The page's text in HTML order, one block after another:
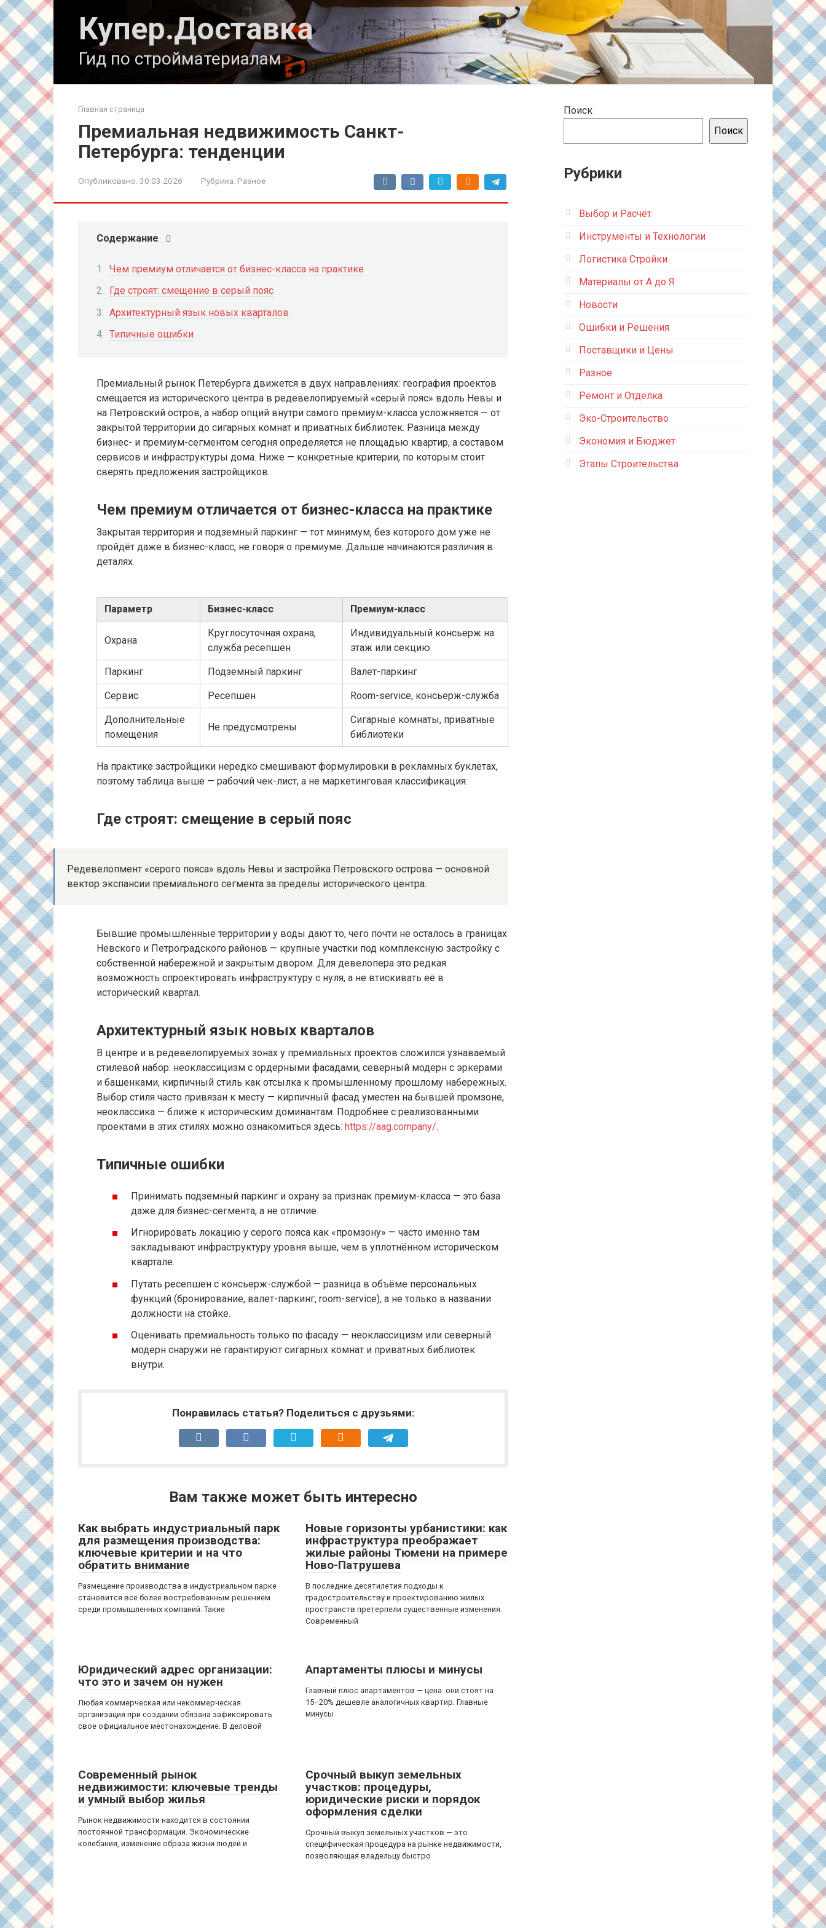
Перейти
к
контенту
Купер.Доставка
Гид по стройматериалам
Главная страница
Премиальная недвижимость Санкт-
Петербурга: тенденции
Опубликовано: 30.03.2026 Рубрика: Разное
Содержание
Чем премиум отличается от бизнес-класса на практике
Где строят: смещение в серый пояс
Архитектурный язык новых кварталов
Типичные ошибки
Премиальный рынок Петербурга движется в двух направлениях: география проектов
смещается из исторического центра в редевелопируемый «серый пояс» вдоль Невы и
на Петровский остров, а набор опций внутри самого премиум-класса усложняется — от
закрытой территории до сигарных комнат и приватных библиотек. Разница между
бизнес- и премиум-сегментом сегодня определяется не площадью квартир, а составом
сервисов и инфраструктуры дома. Ниже — конкретные критерии, по которым стоит
сверять предложения застройщиков.
Чем премиум отличается от бизнес-класса на практике
Закрытая территория и подземный паркинг — тот минимум, без которого дом уже не
пройдёт даже в бизнес-класс, не говоря о премиуме. Дальше начинаются различия в
деталях.
Параметр Бизнес-класс Премиум-класс
Охрана
Круглосуточная охрана,
служба ресепшен
Индивидуальный консьерж на
этаж или секцию
Паркинг Подземный паркинг Валет-паркинг
Сервис Ресепшен Room-service, консьерж-служба
Дополнительные
помещения
Не предусмотрены
Сигарные комнаты, приватные
библиотеки
На практике застройщики нередко смешивают формулировки в рекламных буклетах,
поэтому таблица выше — рабочий чек-лист, а не маркетинговая классификация.
Где строят: смещение в серый пояс
Редевелопмент «серого пояса» вдоль Невы и застройка Петровского острова — основной
вектор экспансии премиального сегмента за пределы исторического центра.
Бывшие промышленные территории у воды дают то, чего почти не осталось в границах
Невского и Петроградского районов — крупные участки под комплексную застройку с
собственной набережной и закрытым двором. Для девелопера это редкая
возможность спроектировать инфраструктуру с нуля, а не втискивать её в
исторический квартал.
Архитектурный язык новых кварталов
В центре и в редевелопируемых зонах у премиальных проектов сложился узнаваемый
стилевой набор: неоклассицизм с ордерными фасадами, северный модерн с эркерами
и башенками, кирпичный стиль как отсылка к промышленному прошлому набережных.
Выбор стиля часто привязан к месту — кирпичный фасад уместен на бывшей промзоне,
неоклассика — ближе к историческим доминантам. Подробнее с реализованными
проектами в этих стилях можно ознакомиться здесь: https://aag.company/.
Типичные ошибки
Принимать подземный паркинг и охрану за признак премиум-класса — это база
даже для бизнес-сегмента, а не отличие.
Игнорировать локацию у серого пояса как «промзону» — часто именно там
закладывают инфраструктуру уровня выше, чем в уплотнённом историческом
квартале.
Путать ресепшен с консьерж-службой — разница в объёме персональных
функций (бронирование, валет-паркинг, room-service), а не только в названии
должности на стойке.
Оценивать премиальность только по фасаду — неоклассицизм или северный
модерн снаружи не гарантируют сигарных комнат и приватных библиотек
внутри.
Понравилась статья? Поделиться с друзьями:
Вам также может быть интересно
Как выбрать индустриальный парк
для размещения производства:
ключевые критерии и на что
обратить внимание
Размещение производства в индустриальном парке
становится всё более востребованным решением
среди промышленных компаний. Такие
Новые горизонты урбанистики: как
инфраструктура преображает
жилые районы Тюмени на примере
Ново-Патрушева
В последние десятилетия подходы к
градостроительству и проектированию жилых
пространств претерпели существенные изменения.
Современный
Юридический адрес организации:
что это и зачем он нужен
Любая коммерческая или некоммерческая
организация при создании обязана зафиксировать
свое официальное местонахождение. В деловой
Апартаменты плюсы и минусы
Главный плюс апартаментов — цена: они стоят на
15–20% дешевле аналогичных квартир. Главные
минусы
Современный рынок
недвижимости: ключевые тренды
и умный выбор жилья
Рынок недвижимости находится в состоянии
постоянной трансформации. Экономические
колебания, изменение образа жизни людей и
Срочный выкуп земельных
участков: процедуры,
юридические риски и порядок
оформления сделки
Срочный выкуп земельных участков — это
специфическая процедура на рынке недвижимости,
позволяющая владельцу быстро
Поиск
Поиск
Рубрики
Выбор и Расчёт
Инструменты и Технологии
Логистика Стройки
Материалы от А до Я
Новости
Ошибки и Решения
Поставщики и Цены
Разное
Ремонт и Отделка
Эко-Строительство
Экономия и Бюджет
Этапы Строительства